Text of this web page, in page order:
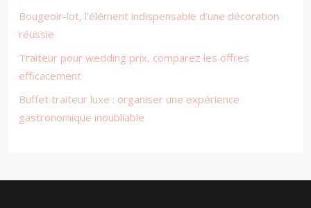
Bougeoir-lot, l’élément indispensable d’une décoration
réussie
Traiteur pour wedding prix, comparez les offres
efficacement
Buffet traiteur luxe : organiser une expérience
gastronomique inoubliable